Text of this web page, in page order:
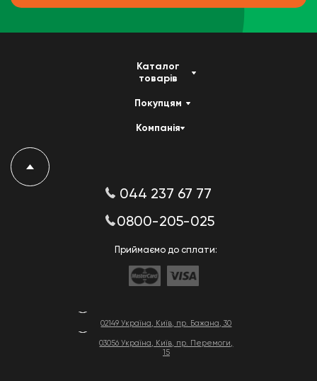
02149 Україна, Київ, пр. Бажана, 30
03056 Україна, Київ, пр. Перемоги,
15
Каталог
товарів
Покупцям
Компанія
044 237 67 77
0800-205-025
Приймаємо до сплати: